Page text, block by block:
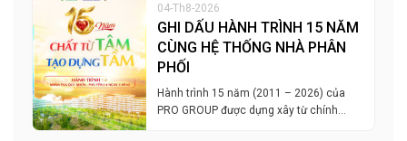
04-Th8-2026
GHI DẤU HÀNH TRÌNH 15 NĂM
CÙNG HỆ THỐNG NHÀ PHÂN
PHỐI
Hành trình 15 năm (2011 – 2026) của
PRO GROUP được dựng xây từ chính…